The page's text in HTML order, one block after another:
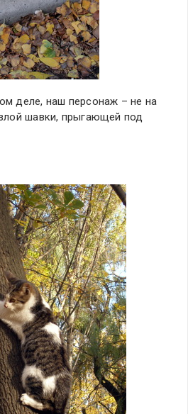
деле, наш персонаж – не на
шавки, прыгающей под